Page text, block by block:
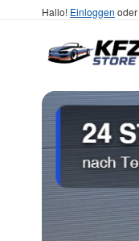
Hallo! Einloggen oder